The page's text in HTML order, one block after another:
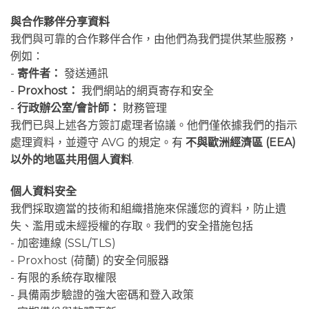
與合作夥伴分享資料
我們與可靠的合作夥伴合作，由他們為我們提供某些服務，
例如：
- 寄件者： 發送通訊
- Proxhost： 我們網站的網頁寄存和安全
- 行政辦公室/會計師： 財務管理
我們已與上述各方簽訂處理者協議。他們僅依據我們的指示
處理資料，並遵守 AVG 的規定。有 不與歐洲經濟區 (EEA)
以外的地區共用個人資料.
個人資料安全
我們採取適當的技術和組織措施來保護您的資料，防止遺
失、濫用或未經授權的存取。我們的安全措施包括
- 加密連線 (SSL/TLS)
- Proxhost (荷蘭) 的安全伺服器
- 有限的系統存取權限
- 具備兩步驗證的強大密碼和登入政策